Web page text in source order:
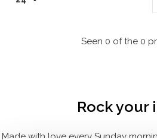
Seen 0 of the 0
Rock your
Made with love every Sunday